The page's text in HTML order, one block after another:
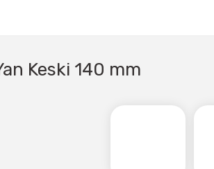
Keski 140 mm